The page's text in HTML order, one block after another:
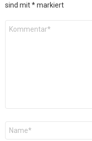
sind mit*markiert
Kommentar
Name